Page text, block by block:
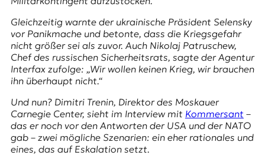
R
W
s
s
n
J
o
u
Gleichzeitig warnte der ukrainische Präsident Selensky
vor Panikmache und betonte, dass die Kriegsgefahr
nicht größer sei als zuvor. Auch Nikolaj Patruschew,
Chef des russischen Sicherheitsrats, sagte der Agentur
Interfax zufolge: „Wir wollen keinen Krieg, wir brauchen
ihn überhaupt nicht.“
Und nun? Dimitri Trenin, Direktor des Moskauer
Carnegie Center, sieht im Interview mit Kommersant –
das er noch vor den Antworten der USA und der NATO
gab – zwei mögliche Szenarien: ein eher rationales und
eines, das auf Eskalation setzt.